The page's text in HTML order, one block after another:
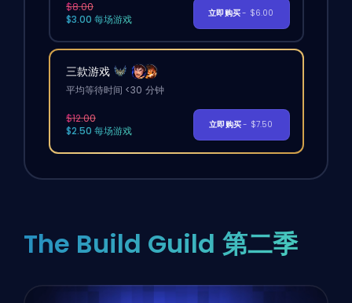
$8.00
$3.00 每场游戏
立即购买- $6.00
三款游戏
平均等待时间 <30 分钟
$12.00
$2.50 每场游戏
立即购买- $7.50
The Build Guild 第二季